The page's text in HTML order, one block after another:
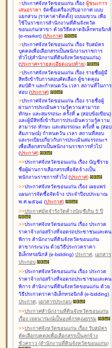
>ประกาศจังหวัดขอนแก่น เรื่อง ผู้ชนะการ
เสนอราคา จัดซื้อเครื่องปรับอากาศ แบบ
แยกส่วน (ราคาค่าติดตั้ง) แบบแขวน เพื่อ
ใช้ในราชการสำนักงานที่ดินจังหวัด
ขอนแก่น/สาขา ด้วยวิธีตลาดอิเล็กทรอนิกส์
(e-market) (ประกาศ)
>ประกาศจังหวัดขอนแก่น เรื่อง รับสมัคร
บุคคลเพื่อเลือกสรรเป็นพนักงานราชการ
ทั่วไป(สำนักงานที่ดินจังหวัดขอนแก่น)
(ประกาศ+รายละเอียดแนบท้าย)
>ประกาศจังหวัดขอนแก่น เรื่อง รายชื่อผู้มี
สิทธิเข้ารับการสอบคัดเลือก ผู้ขาดคุณ
สมบัติฯ และกำหนดวัน เวลา สถานที่ในการ
สอบ (ประกาศ)
>ประกาศจังหวัดขอนแก่น เรื่อง รายชื่อผู้
ผ่านการประเมินความรู้ความสามารถ
ทักษะ และสมรรถนะ ครั้งที่ ๑ (สอบข้อเขียน)
และผู้มีสิทธิ์เข้ารับการประเมินความรู้ความ
สามารถ ทักษะ และสมรรถนะ ครั้งที่ ๒ (สอบ
สัมภาษณ์) กำหนดวัน เวลา สถานที่สอบ
และระเบียบเกี่ยวกับการประเมินสมรรถนะฯ
เพื่อเลือกสรรเป็นพนักงานราชการทั่วไป
(ประกาศ)
>>ประกาศจังหวัดขอนแก่น เรื่อง บัญชีราย
ชื่อผู้ผ่านการเลือกสรรเพื่อจัดจ้างเป็น
พนักงานราชการทั่วไป (ประกาศ)
>>ประกาศจังหวัดขอนแก่น เรื่อง เผยแพร่
แผนการจัดซื้อจัดจ้าง ประจำปีงบประมาณ
พ.ศ.๒๕๖๘ (ประกาศ)
>>ประกาศมัดจำรังวัดค้างบัญชีเกิน 5 ปี
>>ประกาศจังหวัดขอนแก่น เรื่อง ประกวด
ราคาจ้างก่อสร้างที่จอดรถประชาชนและคน
พิการ สำนักงานที่ดินจังหวัดขอนแก่น
สาขากระนวน ด้วยวิธีประกวดราคา
อิเล็กทรอนิกส์ (e-bidding) ประกาศ, เอกสาร
ประกอบ
>>ประกาศจังหวัดขอนแก่น เรื่อง ประกวด
ราคาจ้างก่อสร้างที่จอดรถประชาชนและคน
พิการ สำนักงานที่ดินจังหวัดขอนแก่น ด้วย
วิธีประกวดราคาอิเล็กทรอนิกส์ (e-bidding)
ประกาศ, เอกสารประกอบ
>>ประกาศสำนักงานที่ดินจังหวัดขอนแก่น
เรื่อง เจตนารมณ์เป็นองค์กรคุณธรรม
>>ประกาศจังหวัดขอนแก่น เรื่อง รับสมัคร
คัดเลือกบุคคลเพื่อเลือกสรรเป็นลูกจ้าง
ชั่วคราว (สำนักงานที่ดินจังหวัดขอนแก่น)